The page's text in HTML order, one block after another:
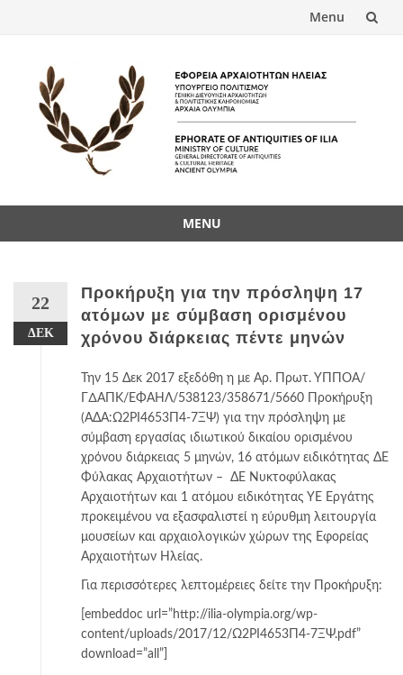
Menu
content
MENU
22
ΔΕΚ
Προκήρυξη για την πρόσληψη 17
ατόμων με σύμβαση ορισμένου
χρόνου διάρκειας πέντε μηνών
Την 15 Δεκ 2017 εξεδόθη η με Αρ. Πρωτ. ΥΠΠΟΑ/
Γ∆ΑΠΚ/ΕΦΑΗΛ/538123/358671/5660 Προκήρυξη
(ΑΔΑ:Ω2ΡΙ4653Π4-7ΞΨ) για την πρόσληψη με
σύμβαση εργασίας ιδιωτικού δικαίου ορισμένου
χρόνου διάρκειας 5 μηνών, 16 ατόμων ειδικότητας ΔΕ
Φύλακας Αρχαιοτήτων – ΔΕ Νυκτοφύλακας
Αρχαιοτήτων και 1 ατόμου ειδικότητας ΥΕ Εργάτης
προκειμένου να εξασφαλιστεί η εύρυθμη λειτουργία
μουσείων και αρχαιολογικών χώρων της Εφορείας
Αρχαιοτήτων Ηλείας.
Για περισσότερες λεπτομέρειες δείτε την Προκήρυξη:
[embeddoc url=”http://ilia-olympia.org/wp-
content/uploads/2017/12/Ω2ΡΙ4653Π4-7ΞΨ.pdf”
download=”all”]